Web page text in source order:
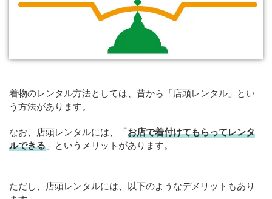
着物のレンタル方法としては、昔から「店頭レンタル」とい
う方法があります。
なお、店頭レンタルには、「お店で着付けてもらってレンタ
ルできる 」というメリットがあります。
ただし、店頭レンタルには、以下のようなデメリットもあり